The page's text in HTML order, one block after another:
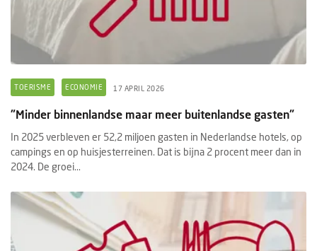
TOERISME ECONOMIE 17 APRIL 2026
"Minder binnenlandse maar meer buitenlandse gasten"
In 2025 verbleven er 52,2 miljoen gasten in Nederlandse hotels, op
campings en op huisjesterreinen. Dat is bijna 2 procent meer dan in
2024. De groei...